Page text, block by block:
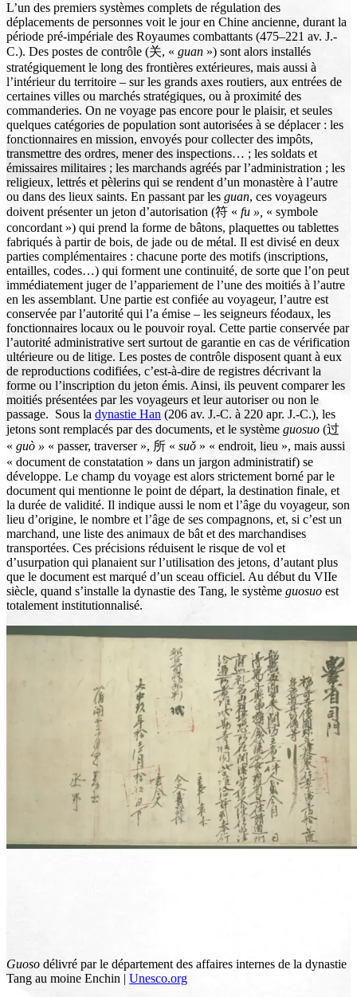
L’un des premiers systèmes complets de régulation des
déplacements de personnes voit le jour en Chine ancienne, durant la
période pré-impériale des Royaumes combattants (475–221 av. J.-
C.). Des postes de contrôle (关, « guan ») sont alors installés
stratégiquement le long des frontières extérieures, mais aussi à
l’intérieur du territoire – sur les grands axes routiers, aux entrées de
certaines villes ou marchés stratégiques, ou à proximité des
commanderies. On ne voyage pas encore pour le plaisir, et seules
quelques catégories de population sont autorisées à se déplacer : les
fonctionnaires en mission, envoyés pour collecter des impôts,
transmettre des ordres, mener des inspections… ; les soldats et
émissaires militaires ; les marchands agréés par l’administration ; les
religieux, lettrés et pèlerins qui se rendent d’un monastère à l’autre
ou dans des lieux saints. En passant par les guan, ces voyageurs
doivent présenter un jeton d’autorisation (符 « fu », « symbole
concordant ») qui prend la forme de bâtons, plaquettes ou tablettes
fabriqués à partir de bois, de jade ou de métal. Il est divisé en deux
parties complémentaires : chacune porte des motifs (inscriptions,
entailles, codes…) qui forment une continuité, de sorte que l’on peut
immédiatement juger de l’appariement de l’une des moitiés à l’autre
en les assemblant. Une partie est confiée au voyageur, l’autre est
conservée par l’autorité qui l’a émise – les seigneurs féodaux, les
fonctionnaires locaux ou le pouvoir royal. Cette partie conservée par
l’autorité administrative sert surtout de garantie en cas de vérification
ultérieure ou de litige. Les postes de contrôle disposent quant à eux
de reproductions codifiées, c’est-à-dire de registres décrivant la
forme ou l’inscription du jeton émis. Ainsi, ils peuvent comparer les
moitiés présentées par les voyageurs et leur autoriser ou non le
passage. Sous la dynastie Han (206 av. J.-C. à 220 apr. J.-C.), les
jetons sont remplacés par des documents, et le système guosuo (过
« guò » « passer, traverser », 所 « suǒ » « endroit, lieu », mais aussi
« document de constatation » dans un jargon administratif) se
développe. Le champ du voyage est alors strictement borné par le
document qui mentionne le point de départ, la destination finale, et
la durée de validité. Il indique aussi le nom et l’âge du voyageur, son
lieu d’origine, le nombre et l’âge de ses compagnons, et, si c’est un
marchand, une liste des animaux de bât et des marchandises
transportées. Ces précisions réduisent le risque de vol et
d’usurpation qui planaient sur l’utilisation des jetons, d’autant plus
que le document est marqué d’un sceau officiel. Au début du VIIe
siècle, quand s’installe la dynastie des Tang, le système guosuo est
totalement institutionnalisé.
Guoso délivré par le département des affaires internes de la dynastie
Tang au moine Enchin | Unesco.org